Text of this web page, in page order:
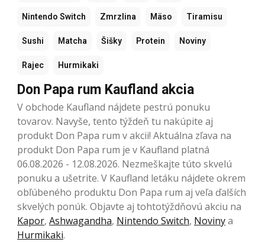
Nintendo Switch Zmrzlina Mäso Tiramisu
Sushi Matcha Šišky Protein Noviny
Rajec Hurmikaki
Don Papa rum Kaufland akcia
V obchode Kaufland nájdete pestrú ponuku
tovarov. Navyše, tento týždeň tu nakúpite aj
produkt Don Papa rum v akcii! Aktuálna zľava na
produkt Don Papa rum je v Kaufland platná
06.08.2026 - 12.08.2026. Nezmeškajte túto skvelú
ponuku a ušetrite. V Kaufland letáku nájdete okrem
obľúbeného produktu Don Papa rum aj veľa ďalších
skvelých ponúk. Objavte aj tohtotýždňovú akciu na
Kapor, Ashwagandha, Nintendo Switch, Novinya
Hurmikaki.